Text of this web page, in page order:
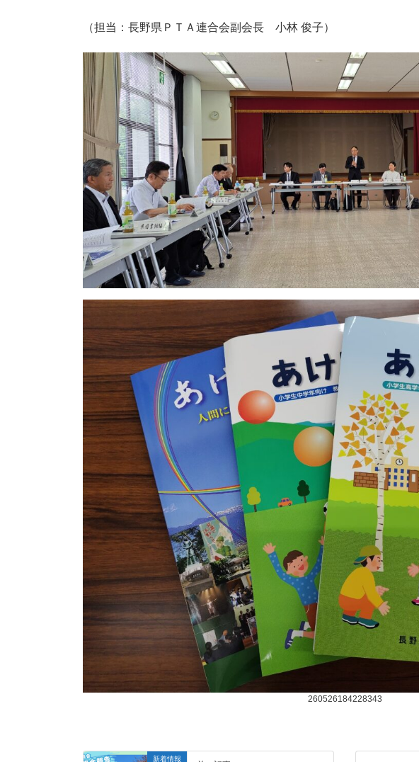
（担当：長野県ＰＴＡ連合会副会長 小林 俊子）
260526184228343
新着情報